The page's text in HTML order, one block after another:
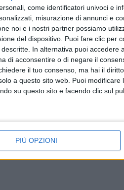
come identificatori univoci e
misurazione di annunci e
noi e i nostri partner possiamo
del dispositivo. Puoi fare clic per
In alternativa puoi
di acconsentire o di negare il
il tuo consenso, ma hai il
a questo sito web. Puoi
su questo sito e facendo clic sul
PIÙ OPZIONI
progressista che deve
elezioni politiche".
che nasce per le elezioni e si
false promesse che
senza rappresentanza in
a salvaguardare gli interessi
anche nel nostro territorio", così